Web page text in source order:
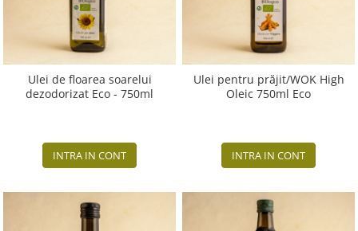
Ulei de floarea soarelui
dezodorizat Eco - 750ml
INTRA IN CONT
Ulei pentru prăjit/WOK High
Oleic 750ml Eco
INTRA IN CONT